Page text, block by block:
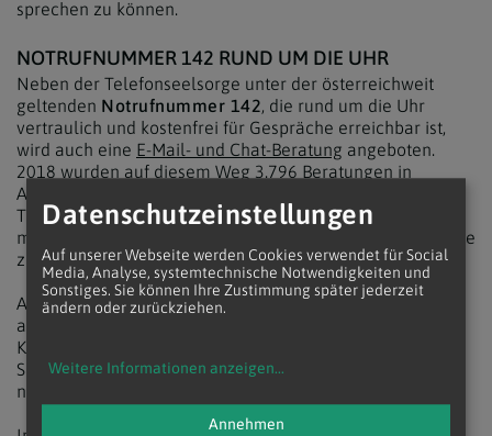
sprechen zu können.
NOTRUFNUMMER 142 RUND UM DIE UHR
Neben der Telefonseelsorge unter der österreichweit
geltenden Notrufnummer 142, die rund um die Uhr
vertraulich und kostenfrei für Gespräche erreichbar ist,
wird auch eine E-Mail- und Chat-Beratung angeboten.
2018 wurden auf diesem Weg 3.796 Beratungen in
Anspruch genommen, beri 542 Kontakten war Suizid ein
Thema. Die größere Anonymität des Mediums Internet
mache es für Betroffene leichter, sich "etwas von der Seele
zu schreiben", meinte Matejka.
Auch die Hinterbliebenen müssten mit ihrer Trauer nicht
alleine zurechtkommen, so Matejka. So bietet etwa die
Kontaktstelle Trauer der Caritas Wien eine
Selbsthilfegruppe für Trauernde und für Hinterbliebene
nach Suizid an.
Datenschutzeinstellungen
Auf unserer Webseite werden Cookies verwendet für Social
Media, Analyse, systemtechnische Notwendigkeiten und
Sonstiges. Sie können Ihre Zustimmung später jederzeit
ändern oder zurückziehen.
Weitere Informationen anzeigen...
Annehmen